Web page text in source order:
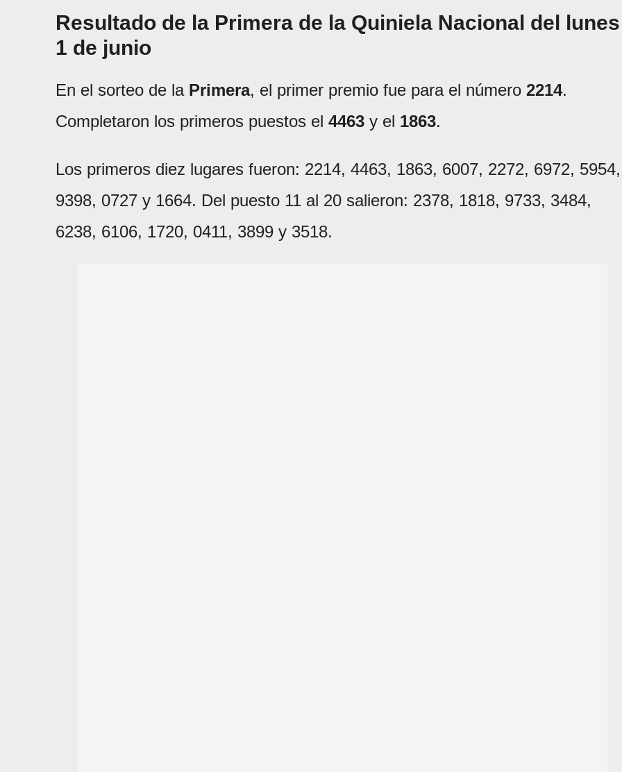
Resultado de la Primera de la Quiniela Nacional del lunes
1 de junio
En el sorteo de la Primera, el primer premio fue para el número 2214.
Completaron los primeros puestos el 4463 y el 1863.
Los primeros diez lugares fueron: 2214, 4463, 1863, 6007, 2272, 6972, 5954,
9398, 0727 y 1664. Del puesto 11 al 20 salieron: 2378, 1818, 9733, 3484,
6238, 6106, 1720, 0411, 3899 y 3518.